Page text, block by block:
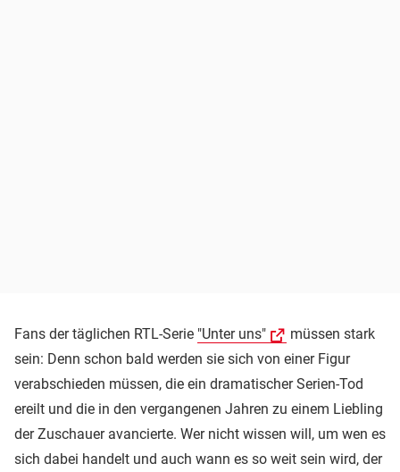
Fans der täglichen RTL-Serie "Unter uns"
müssen stark
sein: Denn schon bald werden sie sich von einer Figur
verabschieden müssen, die ein dramatischer Serien-Tod
ereilt und die in den vergangenen Jahren zu einem Liebling
der Zuschauer avancierte. Wer nicht wissen will, um wen es
sich dabei handelt und auch wann es so weit sein wird, der